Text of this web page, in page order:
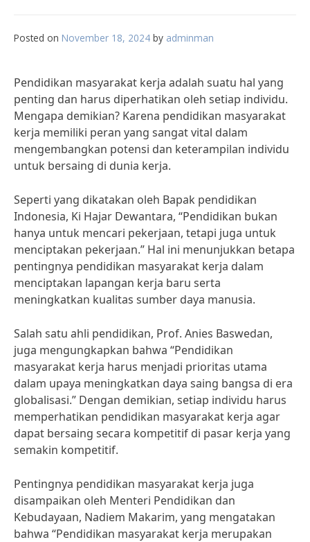
Posted on November 18, 2024 by adminman
Pendidikan masyarakat kerja adalah suatu hal yang
penting dan harus diperhatikan oleh setiap individu.
Mengapa demikian? Karena pendidikan masyarakat
kerja memiliki peran yang sangat vital dalam
mengembangkan potensi dan keterampilan individu
untuk bersaing di dunia kerja.
Seperti yang dikatakan oleh Bapak pendidikan
Indonesia, Ki Hajar Dewantara, “Pendidikan bukan
hanya untuk mencari pekerjaan, tetapi juga untuk
menciptakan pekerjaan.” Hal ini menunjukkan betapa
pentingnya pendidikan masyarakat kerja dalam
menciptakan lapangan kerja baru serta
meningkatkan kualitas sumber daya manusia.
Salah satu ahli pendidikan, Prof. Anies Baswedan,
juga mengungkapkan bahwa “Pendidikan
masyarakat kerja harus menjadi prioritas utama
dalam upaya meningkatkan daya saing bangsa di era
globalisasi.” Dengan demikian, setiap individu harus
memperhatikan pendidikan masyarakat kerja agar
dapat bersaing secara kompetitif di pasar kerja yang
semakin kompetitif.
Pentingnya pendidikan masyarakat kerja juga
disampaikan oleh Menteri Pendidikan dan
Kebudayaan, Nadiem Makarim, yang mengatakan
bahwa “Pendidikan masyarakat kerja merupakan